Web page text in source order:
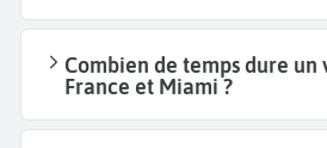
Combien de temps dure
France et Miami ?